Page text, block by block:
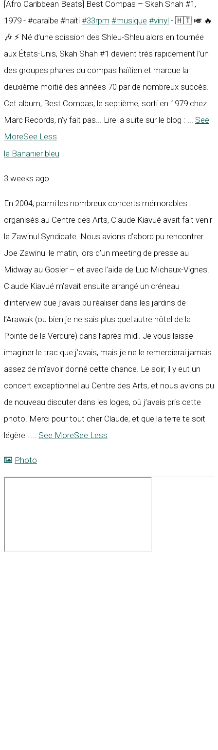
[Afro Caribbean Beats] Best Compas – Skah Shah #1,
1979 - #caraïbe #haïti #33rpm #musique #vinyl - 🇭🇹 🎺 🔥
🎶 ⚡ Né d’une scission des Shleu-Shleu alors en tournée
aux États-Unis, Skah Shah #1 devient très rapidement l’un
des groupes phares du compas haïtien et marque la
deuxième moitié des années 70 par de nombreux succès.
Cet album, Best Compas, le septième, sorti en 1979 chez
Marc Records, n’y fait pas... Lire la suite sur le blog : ... See
MoreSee Less
le Bananier bleu
3 weeks ago
En 2004, parmi les nombreux concerts mémorables
organisés au Centre des Arts, Claude Kiavué avait fait venir
le Zawinul Syndicate. Nous avions d’abord pu rencontrer
Joe Zawinul le matin, lors d’un meeting de presse au
Midway au Gosier – et avec l’aide de Luc Michaux-Vignes.
Claude Kiavué m’avait ensuite arrangé un créneau
d’interview que j’avais pu réaliser dans les jardins de
l’Arawak (ou bien je ne sais plus quel autre hôtel de la
Pointe de la Verdure) dans l’après-midi. Je vous laisse
imaginer le trac que j’avais, mais je ne le remercierai jamais
assez de m’avoir donné cette chance. Le soir, il y eut un
concert exceptionnel au Centre des Arts, et nous avions pu
de nouveau discuter dans les loges, où j’avais pris cette
photo. Merci pour tout cher Claude, et que la terre te soit
légère ! ... See MoreSee Less
Photo